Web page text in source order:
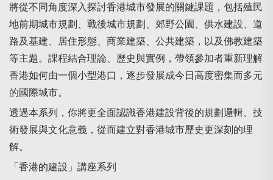
將從不同角度深入探討香港城市發展的關鍵課題，包括殖民
地前期城市規劃、戰後城市規劃、郊野公園、供水建設、道
路及基建、居住形態、商業建築、公共建築，以及佛教建築
等主題。課程結合理論、歷史與實例，帶領參加者重新理解
香港如何由一個小型港口，逐步發展成今日高度密集而多元
的國際城市。
透過本系列，你將更全面認識香港建設背後的規劃邏輯、技
術發展與文化意義，從而建立對香港城市歷史更深刻的理
解。
「香港的建設」講座系列